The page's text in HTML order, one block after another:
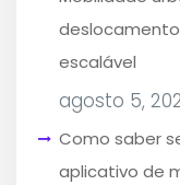
escalável
agosto 5,
Como saber
aplicativo de